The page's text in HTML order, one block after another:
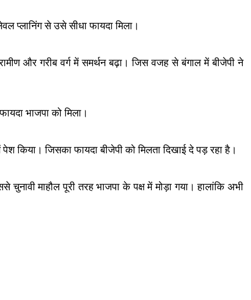
प्लानिंग से उसे सीधा फायदा मिला।
और गरीब वर्ग में समर्थन बढ़ा। जिस वजह से बंगाल में बीजेपी ने
भाजपा को मिला।
किया। जिसका फायदा बीजेपी को मिलता दिखाई दे पड़ रहा है।
माहौल पूरी तरह भाजपा के पक्ष में मोड़ा गया। हालांकि अभी